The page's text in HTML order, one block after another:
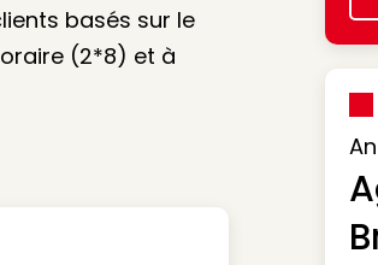
basés sur le
(2*8) et à